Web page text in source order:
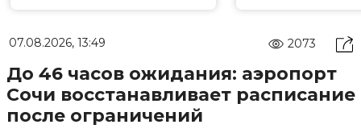
07.08.2026, 13:49 2073
До 46 часов ожидания: аэропорт
Сочи восстанавливает расписание
после ограничений